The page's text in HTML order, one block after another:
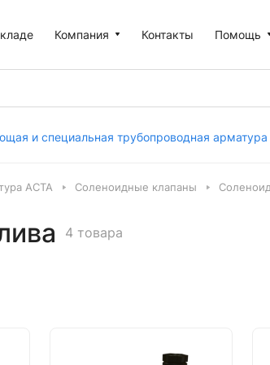
Компания Контакты Помощь
и специальная трубопроводная
АСТА Соленоидные клапаны
4 товара